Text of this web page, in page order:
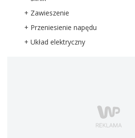
+ Zawieszenie
+ Przeniesienie napędu
+ Układ elektryczny